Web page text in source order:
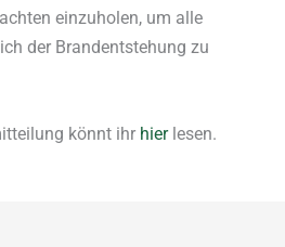
einzuholen, um alle
der Brandentstehung zu
könnt ihr hierlesen.